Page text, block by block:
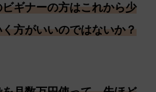
ギナーの方はこれから少
方がいいのではないか？